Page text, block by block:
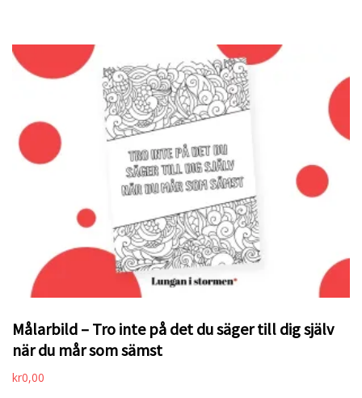
Målarbild – Tro inte på det du säger till dig själv
när du mår som sämst
kr0,00